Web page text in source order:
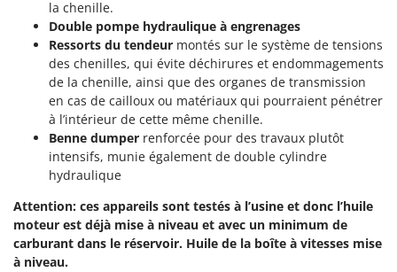
Plumeuses
Pompes d'irrigation à tracteur
Pompes de transfert
Pompes immergées électriques
Postes à souder
Poussoirs à saucisse
Presses à pellets
Pressoirs à fruits
Pressoirs à Raisin
GeoTech
GeoTech Pro
Gierre
Ginko - MGM
Gipeco
Girmi
GRAEF
Gre
GreenBay
Greenworks
la chenille.
Double pompe hydraulique à engrenages
Ressorts du tendeur montés sur le système de tensions
des chenilles, qui évite déchirures et endommagements
de la chenille, ainsi que des organes de transmission
en cas de cailloux ou matériaux qui pourraient pénétrer
à l’intérieur de cette même chenille.
Benne dumper renforcée pour des travaux plutôt
intensifs, munie également de double cylindre
hydraulique
Attention: ces appareils sont testés à l’usine et donc l’huile
moteur est déjà mise à niveau et avec un minimum de
carburant dans le réservoir. Huile de la boîte à vitesses mise
à niveau.